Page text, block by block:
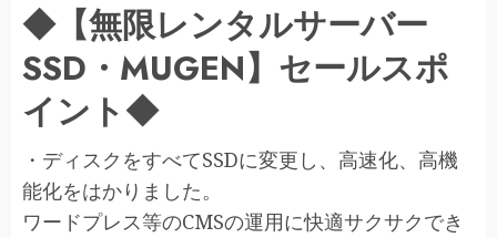
◆【無限レンタルサーバー
SSD・MUGEN】セールスポ
イント◆
・ディスクをすべてSSDに変更し、高速化、高機
能化をはかりました。
ワードプレス等のCMSの運用に快適サクサクでき